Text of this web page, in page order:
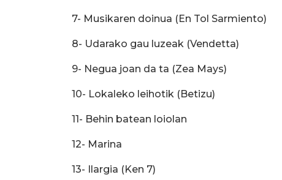
7- Musikaren doinua (En Tol Sarmiento)
8- Udarako gau luzeak (Vendetta)
9- Negua joan da ta (Zea Mays)
10- Lokaleko leihotik (Betizu)
11- Behin batean loiolan
12- Marina
13- Ilargia (Ken 7)